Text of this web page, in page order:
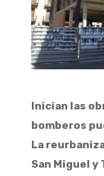
Inician las
bomberos
La
San Miguel y